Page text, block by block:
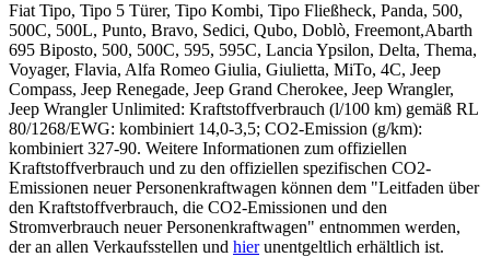
Fiat Tipo, Tipo 5 Türer, Tipo Kombi, Tipo Fließheck, Panda, 500,
500C, 500L, Punto, Bravo, Sedici, Qubo, Doblò, Freemont,Abarth
695 Biposto, 500, 500C, 595, 595C, Lancia Ypsilon, Delta, Thema,
Voyager, Flavia, Alfa Romeo Giulia, Giulietta, MiTo, 4C, Jeep
Compass, Jeep Renegade, Jeep Grand Cherokee, Jeep Wrangler,
Jeep Wrangler Unlimited: Kraftstoffverbrauch (l/100 km) gemäß RL
80/1268/EWG: kombiniert 14,0-3,5; CO2-Emission (g/km):
kombiniert 327-90. Weitere Informationen zum offiziellen
Kraftstoffverbrauch und zu den offiziellen spezifischen CO2-
Emissionen neuer Personenkraftwagen können dem "Leitfaden über
den Kraftstoffverbrauch, die CO2-Emissionen und den
Stromverbrauch neuer Personenkraftwagen" entnommen werden,
der an allen Verkaufsstellen und hierunentgeltlich erhältlich ist.